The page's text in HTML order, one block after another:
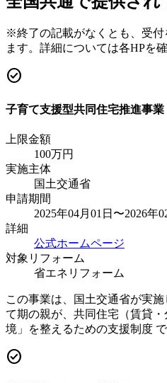
※終了の記載がなくとも、受
ます。詳細については各HPを
check_circle
子育て支援型共同住宅推進事業
上限金額
100万円
実施主体
国土交通省
申請期間
2025年04月01日〜2026年
詳細
公式ホームページ
対象リフォーム
省エネリフォーム
この事業は、国土交通省が実
て期の親が、共同住宅（賃貸
境」を整えるための支援制度 で
check_circle